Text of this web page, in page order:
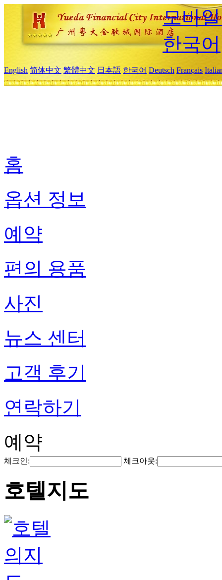
모바
한국어
English 简体中文 繁體中文 日本語 한국어 Deutsch Français
홈
옵션 정보
예약
편의 용품
사진
뉴스 센터
고객 후기
연락하기
예약
체크인: 체크아웃:
호텔지도